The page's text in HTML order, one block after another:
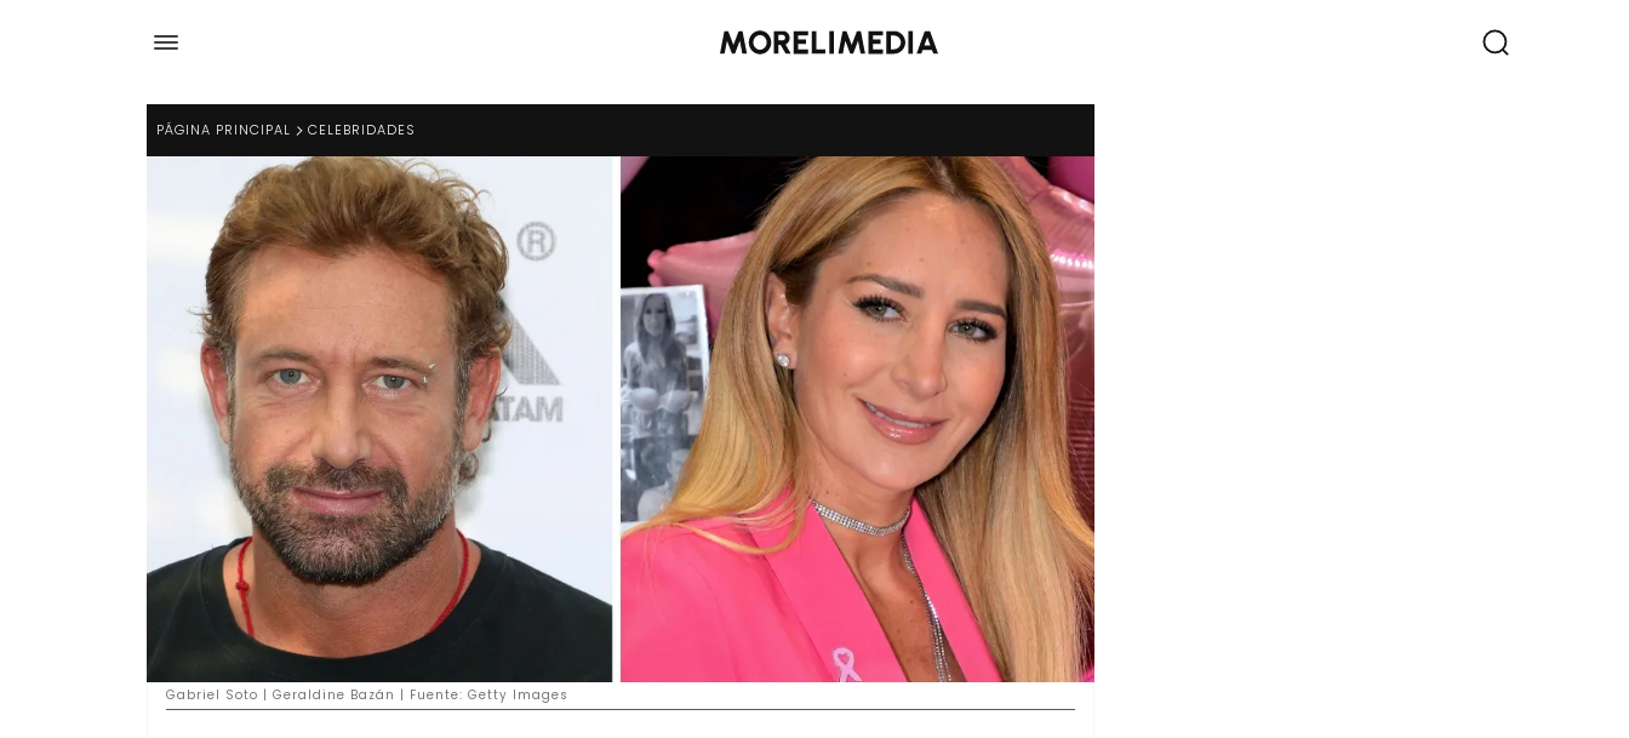
PÁGINA PRINCIPAL CELEBRIDADES
Gabriel Soto | Geraldine Bazán | Fuente: Getty Images